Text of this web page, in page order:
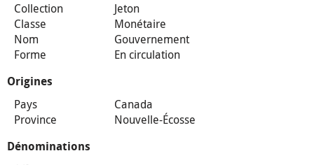
Collection
Jeton
Classe
Monétaire
Nom
Gouvernement
Forme
En circulation
Origines
Pays
Canada
Province
Nouvelle-Écosse
Dénominations